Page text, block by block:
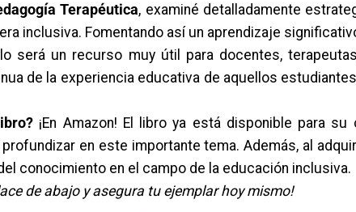
Terapéutica, examiné detalladamente
inclusiva. Fomentando así un aprendizaje
será un recurso muy útil para docentes,
de la experiencia educativa de aquellos
¡En Amazon! El libro ya está disponible para
en este importante tema. Además, al
conocimiento en el campo de la educación inclusiva.
de abajo y asegura tu ejemplar hoy mismo!